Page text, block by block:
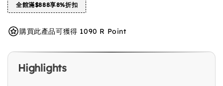
全館滿$888享8%折扣
購買此產品可獲得 1090 R Point
Highlights